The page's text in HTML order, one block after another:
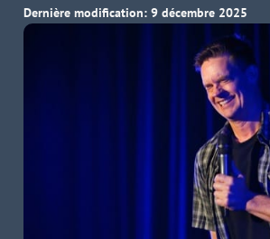
Dernière modification: 9 décembre 2025